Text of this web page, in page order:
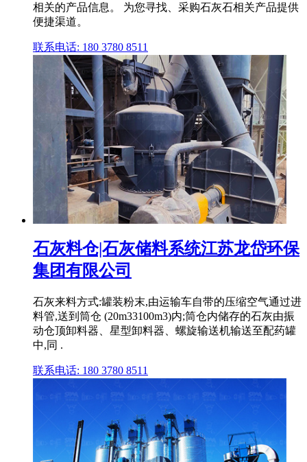
相关的产品信息。 为您寻找、采购石灰石相关产品提供
便捷渠道。
联系电话: 180 3780 8511
石灰料仓|石灰储料系统江苏龙岱环保
集团有限公司
石灰来料方式:罐装粉末,由运输车自带的压缩空气通过进
料管,送到筒仓 (20m33100m3)内;筒仓内储存的石灰由振
动仓顶卸料器、星型卸料器、螺旋输送机输送至配药罐
中,同 .
联系电话: 180 3780 8511